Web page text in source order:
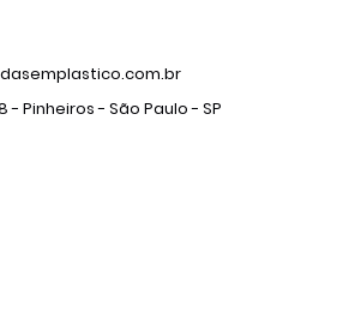
- Pinheiros - São Paulo - SP